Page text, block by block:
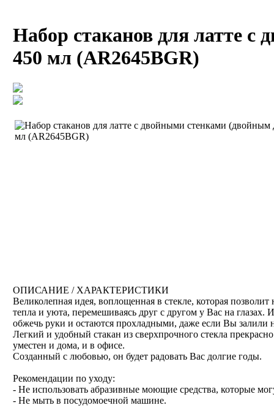
Набор стаканов для латте
450 мл (AR2645BGR)
ОПИСАНИЕ / ХАРАКТЕРИСТИКИ
Великолепная идея, воплощенная в стекле, которая
тепла и уюта, перемешиваясь друг с другом у Вас на глазах.
обжечь руки и остаются прохладными, даже если Вы залили
Легкий и удобный стакан из сверхпрочного стекла
уместен и дома, и в офисе.
Созданный с любовью, он будет радовать Вас долгие годы.
Рекомендации по уходу:
- Не использовать абразивные моющие средства, которые
- Не мыть в посудомоечной машине.